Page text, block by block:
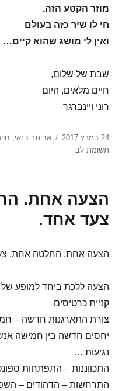
מוזר הקטע הזה.
חי לו שיר כזה בעולם
ואין לי מושג שהוא קיים…
שבת של שלום,
חיים מלאים, היום
רוני ויינברגר
פורסם
בתאריך
24 במרץ 2017 תגיות
אביתר בנאי,
תשומת לב
הצעה אחת.
צעד אחד.
הצעה אחת. החלטה אחת.
הצעה ללכת ביחד למופע
קניית כרטיסים
צורת התארגנות חדשה –
יחסים חדשה בין חמישה
נגיעות …
התכווננות – התפתחות
התרחשות – הדהודים –